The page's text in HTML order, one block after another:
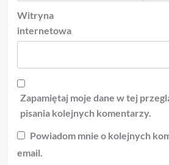
Witryna
internetowa
Zapamiętaj moje dane w tej
pisania kolejnych komentarzy.
Powiadom mnie o kolejnych
email.